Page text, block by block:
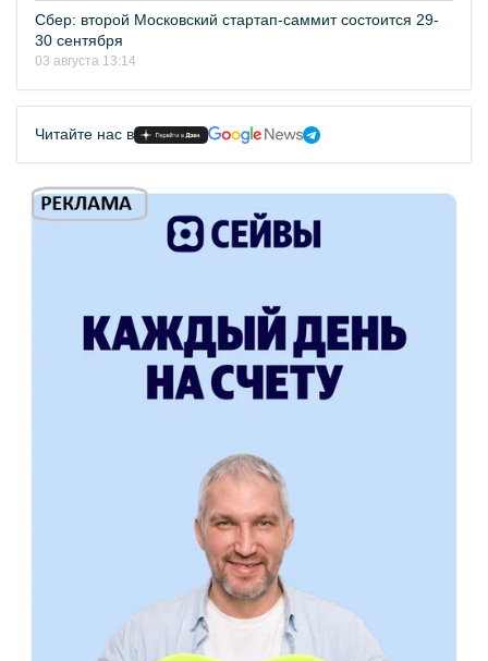
Сбер: второй Московский стартап-саммит состоится 29-
30 сентября
03 августа 13:14
Читайте нас в